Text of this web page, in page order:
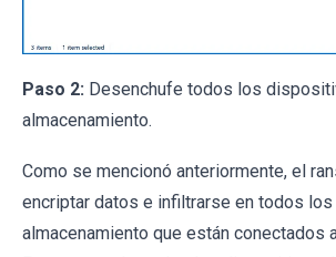
Paso 2: Desenchufe todos los
almacenamiento.
Como se mencionó anteriormente, el
encriptar datos e infiltrarse en todos
almacenamiento que están conectados